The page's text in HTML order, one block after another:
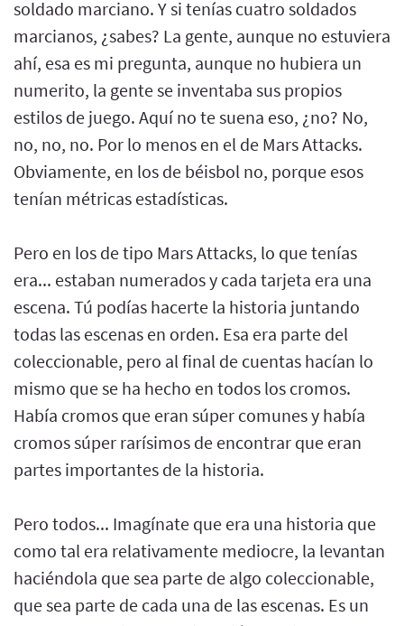
soldado marciano. Y si tenías cuatro soldados
marcianos, ¿sabes? La gente, aunque no estuviera
ahí, esa es mi pregunta, aunque no hubiera un
numerito, la gente se inventaba sus propios
estilos de juego. Aquí no te suena eso, ¿no? No,
no, no, no. Por lo menos en el de Mars Attacks.
Obviamente, en los de béisbol no, porque esos
tenían métricas estadísticas.
Pero en los de tipo Mars Attacks, lo que tenías
era... estaban numerados y cada tarjeta era una
escena. Tú podías hacerte la historia juntando
todas las escenas en orden. Esa era parte del
coleccionable, pero al final de cuentas hacían lo
mismo que se ha hecho en todos los cromos.
Había cromos que eran súper comunes y había
cromos súper rarísimos de encontrar que eran
partes importantes de la historia.
Pero todos... Imagínate que era una historia que
como tal era relativamente mediocre, la levantan
haciéndola que sea parte de algo coleccionable,
que sea parte de cada una de las escenas. Es un